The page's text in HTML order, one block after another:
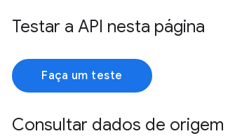
Testar a API nesta página
Faça um teste
Consultar dados de origem